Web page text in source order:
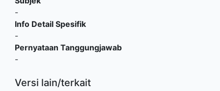
-
Info Detail Spesifik
-
Pernyataan Tanggungjawab
-
Versi lain/terkait